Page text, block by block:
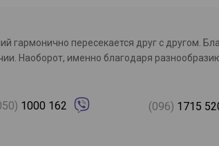
гармонично пересекается друг с другом.
Наоборот, именно благодаря
1000 162 (096) 1715